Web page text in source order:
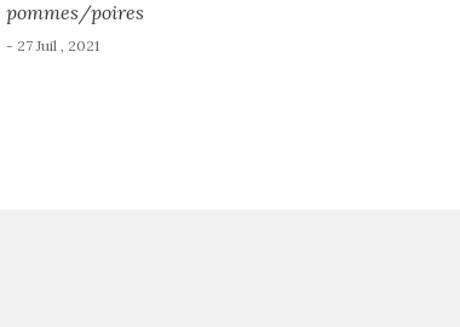
pommes/poires
- 27 Juil , 2021